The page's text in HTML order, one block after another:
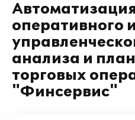
оперативного и
анализа и
торговых
"Финсервис"